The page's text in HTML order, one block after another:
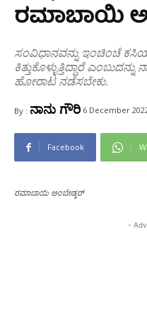
ರಮಾಬಾಯಿ
ಸಂವಿಧಾನವನ್ನು ಇಂಚಿಂಚೆ
ಕಿತ್ತುಕೊಳ್ಳುತ್ತಿದ್ದಾರೆ
ಹೋರಾಟ ನಡೆಸಬೇಕು.
By : ನಾನು ಗೌರಿ 6 December
Facebook
ರಮಾಬಾಯಿ ಅಂಬೇಡ್ಕರ್‌
-